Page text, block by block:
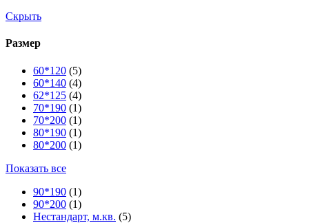
Скрыть
Размер
60*120 (5)
60*140 (4)
62*125 (4)
70*190 (1)
70*200 (1)
80*190 (1)
80*200 (1)
Показать все
90*190 (1)
90*200 (1)
Нестандарт, м.кв. (5)